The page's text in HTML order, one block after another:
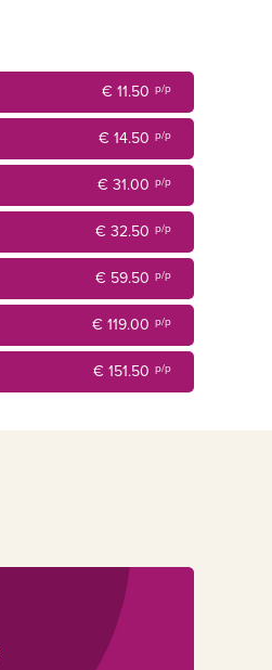
€ 11.50 p/p
€ 14.50 p/p
€ 31.00 p/p
€ 32.50 p/p
€ 59.50 p/p
€ 119.00 p/p
€ 151.50 p/p